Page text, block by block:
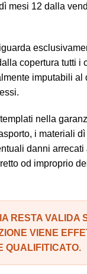
mesi 12 dalla
copertura tutti i
imputabili al
nella
i materiali
danni arrecati
od improprio
RESTA VALIDA
VIENE
QUALIFITICATO.